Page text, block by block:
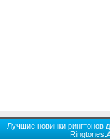
Лучшие новинки рингтонов